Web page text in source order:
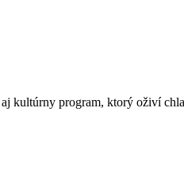
kultúrny program, ktorý oživí